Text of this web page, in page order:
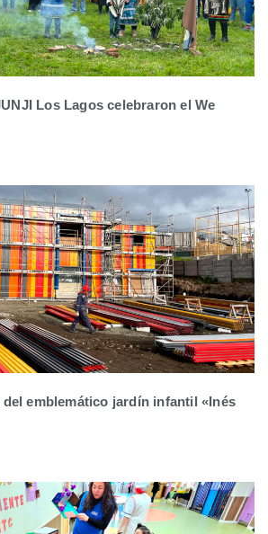
Los Lagos celebraron el We
del emblemático jardín infantil «Inés